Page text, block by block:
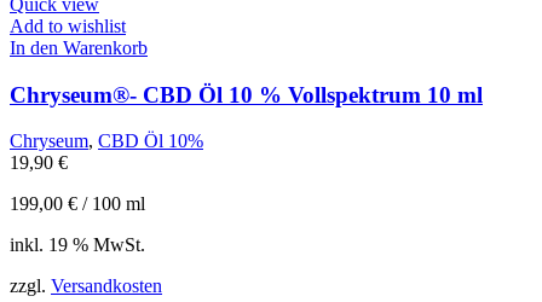
Add to wishlist
In den Warenkorb
Chryseum®- CBD Öl 10 % Vollspektrum 10 ml
Chryseum, CBD Öl 10%
19,90 €
199,00 € / 100 ml
inkl. 19 % MwSt.
zzgl. Versandkosten